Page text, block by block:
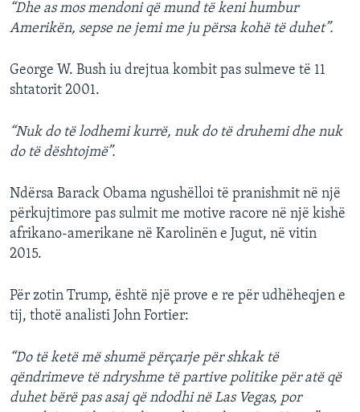
“Dhe as mos mendoni që mund të keni humbur
Amerikën, sepse ne jemi me ju përsa kohë të duhet”.
George W. Bush iu drejtua kombit pas sulmeve të 11
shtatorit 2001.
“Nuk do të lodhemi kurrë, nuk do të druhemi dhe nuk
do të dështojmë”.
Ndërsa Barack Obama ngushëlloi të pranishmit në një
përkujtimore pas sulmit me motive racore në një kishë
afrikano-amerikane në Karolinën e Jugut, në vitin
2015.
Për zotin Trump, është një prove e re për udhëheqjen e
tij, thotë analisti John Fortier:
“Do të ketë më shumë përçarje për shkak të
qëndrimeve të ndryshme të partive politike për atë që
duhet bërë pas asaj që ndodhi në Las Vegas, por